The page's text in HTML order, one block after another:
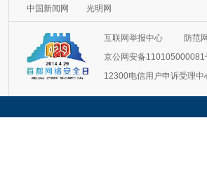
中国新闻网
光明网
互联网举报中心
防范
京公网安备110105000081
12300电信用户申诉受理中